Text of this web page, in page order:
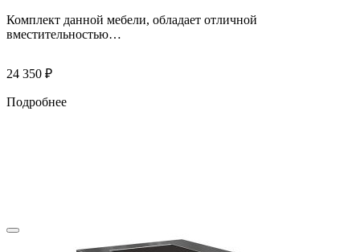
Комплект данной мебели, обладает отличной
вместительностью…
24 350 ₽
Подробнее